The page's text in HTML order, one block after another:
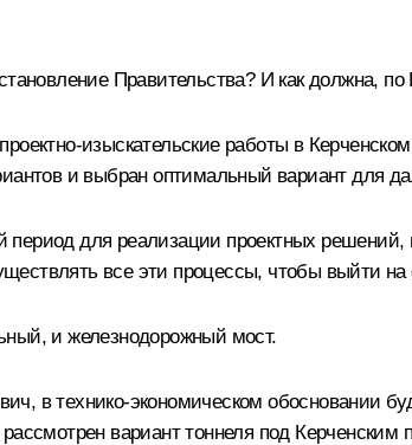
Правительства? И как должна,
изыскательские работы в
и выбран оптимальный вариант для
для реализации проектных
все эти процессы, чтобы выйти на
и железнодорожный мост.
в технико-экономическом обосновании
вариант тоннеля под Керченским